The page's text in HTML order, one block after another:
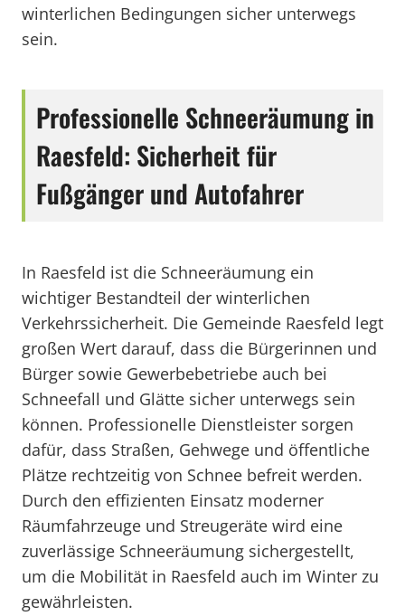
winterlichen Bedingungen sicher unterwegs
sein.
Professionelle Schneeräumung in
Raesfeld: Sicherheit für
Fußgänger und Autofahrer
In Raesfeld ist die Schneeräumung ein
wichtiger Bestandteil der winterlichen
Verkehrssicherheit. Die Gemeinde Raesfeld legt
großen Wert darauf, dass die Bürgerinnen und
Bürger sowie Gewerbebetriebe auch bei
Schneefall und Glätte sicher unterwegs sein
können. Professionelle Dienstleister sorgen
dafür, dass Straßen, Gehwege und öffentliche
Plätze rechtzeitig von Schnee befreit werden.
Durch den effizienten Einsatz moderner
Räumfahrzeuge und Streugeräte wird eine
zuverlässige Schneeräumung sichergestellt,
um die Mobilität in Raesfeld auch im Winter zu
gewährleisten.